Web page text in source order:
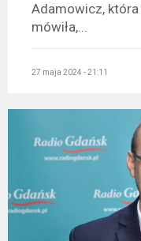
Adamowicz, która
mówiła,...
27 maja 2024 - 21:11